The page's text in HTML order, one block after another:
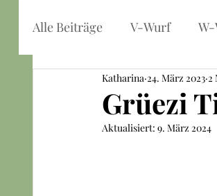
Alle Beiträge V-Wurf
Grüezi
Katharina 24. März 2023 2
Aktualisiert: 9. März 2024